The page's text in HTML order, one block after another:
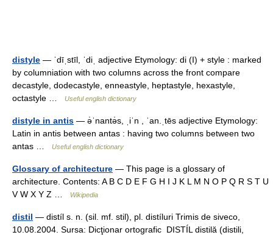
distyle — ˈdīˌstīl, ˈdiˌ adjective Etymology: di (I) + style : marked
by columniation with two columns across the front compare
decastyle, dodecastyle, enneastyle, heptastyle, hexastyle,
octastyle …
Useful english dictionary
distyle in antis — ə̇ˈnantə̇s, ˌiˈn , ˈan.ˌtēs adjective Etymology:
Latin in antis between antas : having two columns between two
antas …
Useful english dictionary
Glossary of architecture — This page is a glossary of
architecture. Contents: A B C D E F G H I J K L M N O P Q R S T U
V W X Y Z …
Wikipedia
distil — distíl s. n. (sil. mf. stil), pl. distíluri Trimis de siveco,
10.08.2004. Sursa: Dicţionar ortografic DISTÍL distilă (distili,